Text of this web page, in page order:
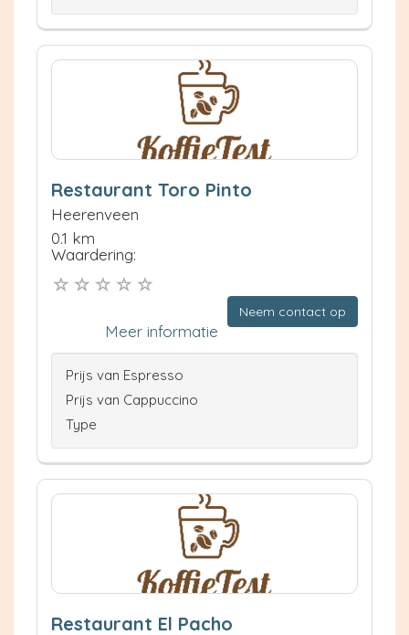
Restaurant Toro Pinto
Heerenveen
0.1 km
Waardering:
Neem contact op
Meer informatie
Prijs van Espresso
Prijs van Cappuccino
Type
Restaurant El Pacho